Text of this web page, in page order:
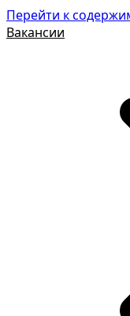
Перейти к
Вакансии